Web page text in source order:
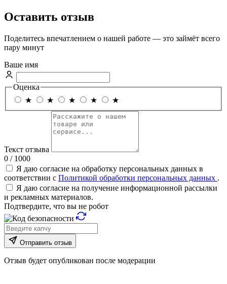
Оставить отзыв
Поделитесь впечатлением о нашей работе — это займёт всего
пару минут
Ваше имя
Оценка
★
★ ★ ★ ★
Текст отзыва
0 / 1000
Я даю согласие на обработку персональных данных в
соответствии с Политикой обработки персональных данных .
Я даю согласие на получение информационной рассылки
и рекламных материалов.
Подтвердите, что вы не робот
Отправить отзыв
Отзыв будет опубликован после модерации